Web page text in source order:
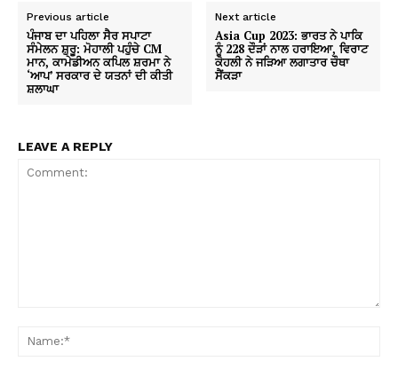
Previous article
ਪੰਜਾਬ ਦਾ ਪਹਿਲਾ ਸੈਰ ਸਪਾਟਾ
ਸੰਮੇਲਨ ਸ਼ੁਰੂ: ਮੋਹਾਲੀ ਪਹੁੰਚੇ CM
ਮਾਨ, ਕਾਮੇਡੀਅਨ ਕਪਿਲ ਸ਼ਰਮਾ ਨੇ
‘ਆਪ’ ਸਰਕਾਰ ਦੇ ਯਤਨਾਂ ਦੀ ਕੀਤੀ
ਸ਼ਲਾਘਾ
Next article
Asia Cup 2023: ਭਾਰਤ ਨੇ ਪਾਕਿ
ਨੂੰ 228 ਦੌੜਾਂ ਨਾਲ ਹਰਾਇਆ, ਵਿਰਾਟ
ਕੋਹਲੀ ਨੇ ਜੜਿਆ ਲਗਾਤਾਰ ਚੌਥਾ
ਸੈਂਕੜਾ
LEAVE A REPLY